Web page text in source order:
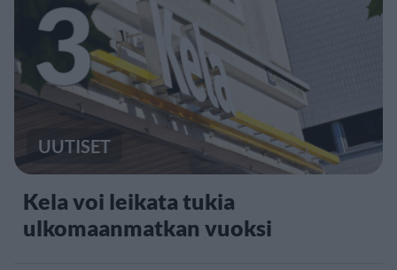
3
UUTISET
Kela voi leikata tukia
ulkomaanmatkan vuoksi